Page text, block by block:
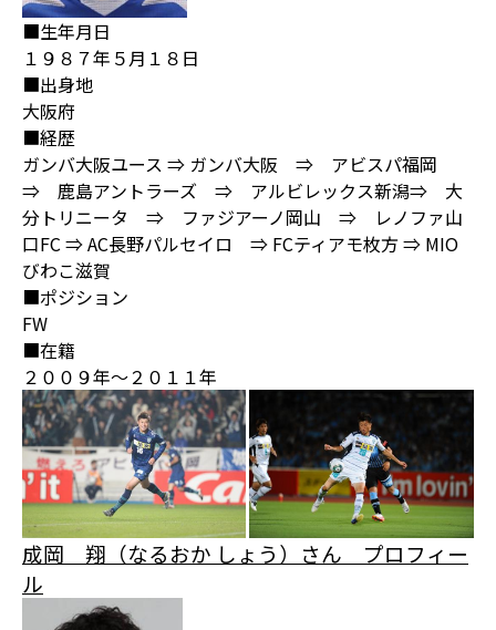
■生年月日
１９８７年５月１８日
■出身地
大阪府
■経歴
ガンバ大阪ユース ⇒ ガンバ大阪 ⇒ アビスパ福岡
⇒ 鹿島アントラーズ ⇒ アルビレックス新潟⇒ 大
分トリニータ ⇒ ファジアーノ岡山 ⇒ レノファ山
口FC ⇒ AC長野パルセイロ ⇒ FCティアモ枚方 ⇒ MIO
びわこ滋賀
■ポジション
FW
■在籍
２００９年～２０１１年
成岡 翔（なるおか しょう）さん プロフィー
ル